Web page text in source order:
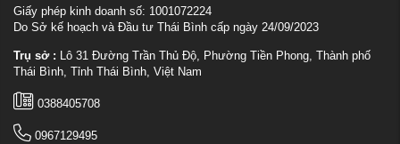
Giấy phép kinh doanh số: 1001072224
Do Sở kế hoạch và Đầu tư Thái Bình cấp ngày 24/09/2023
Trụ sở : Lô 31 Đường Trần Thủ Độ, Phường Tiền Phong, Thành phố
Thái Bình, Tỉnh Thái Bình, Việt Nam
0388405708
0967129495